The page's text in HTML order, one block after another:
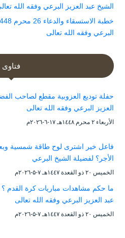
الشيخ عبد العزيز البرعي وفقه الله
البرعي وفقه الله تعالى
فتاوى
حفلة توديع العزوبية مقطع لصاحب
العزيز البرعي وفقه الله تعالى
الأربعاء ۲ محرم ۱٤٤۸هـ ۱۷-٦-۲۰۲٦م
فاعل خير اشترى لوح طاقة شمسية
الأجر؟ لفضيلة الشيخ البرعي
الخميس ۲۰ ذو القعدة ۱٤٤۷هـ ۷-۵-۲۰۲٦م
ما حكم مشاهدات مباريات كرة القدم ؟
عبد العزيز البرعي وفقه الله تعالى
الخميس ۲۰ ذو القعدة ۱٤٤۷هـ ۷-۵-۲۰۲٦م